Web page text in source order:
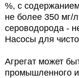
%, с
не более 350 мг/
сероводорода -
Насосы для
Агрегат может
промышленного и